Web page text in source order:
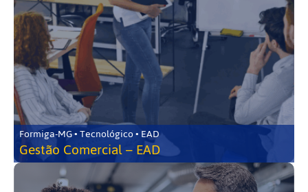
Formiga-MG • Tecnológico • EAD
Gestão Comercial – EAD